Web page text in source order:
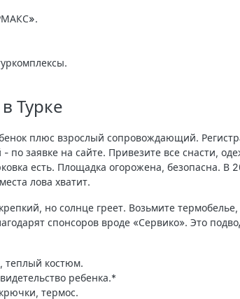
.
Турке
плюс взрослый сопровождающий.
по заявке на сайте. Привезите все снасти,
есть. Площадка огорожена, безопасна. В
лова хватит.
но солнце греет. Возьмите термобелье,
спонсоров вроде «Сервико». Это
теплый костюм.
ребенка.*
термос.